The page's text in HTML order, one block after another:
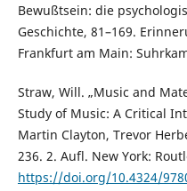
Bewußtsein: die
Geschichte, 81–169.
Frankfurt am Main:
Straw, Will. „Music and
Study of Music: A Critical
Martin Clayton, Trevor
236. 2. Aufl. New York:
https://doi.org/10.4324/